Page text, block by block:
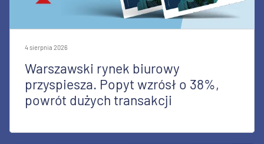
4 sierpnia 2026
Warszawski rynek biurowy
przyspiesza. Popyt wzrósł o 38%,
powrót dużych transakcji